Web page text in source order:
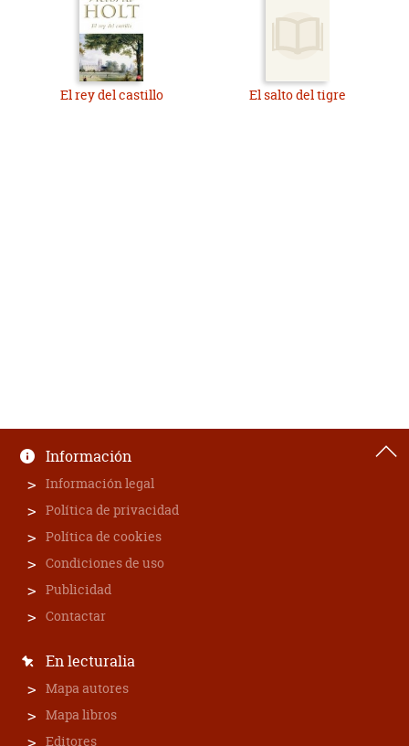
El rey del castillo El salto del tigre
Información
Información legal
Política de privacidad
Política de cookies
Condiciones de uso
Publicidad
Contactar
En lecturalia
Mapa autores
Mapa libros
Editores